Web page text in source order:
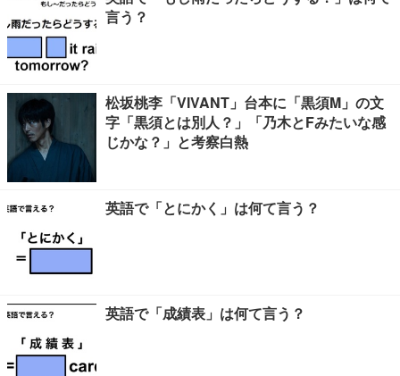
言う？
松坂桃李「VIVANT」台本に「黒須M」の文
字「黒須とは別人？」「乃木とFみたいな感
じかな？」と考察白熱
英語で「とにかく」は何て言う？
英語で「成績表」は何て言う？